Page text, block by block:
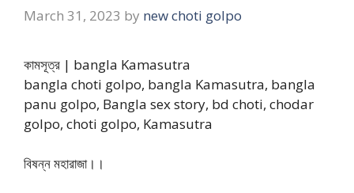
March 31, 2023 by new choti golpo
কামসূত্র | bangla Kamasutra
bangla choti golpo, bangla Kamasutra, bangla
panu golpo, Bangla sex story, bd choti, chodar
golpo, choti golpo, Kamasutra
বিষন্ন মহারাজা।।